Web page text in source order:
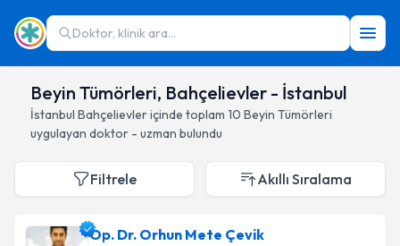
Doktor, klinik ara...
Beyin Tümörleri, Bahçelievler - İstanbul
İstanbul Bahçelievleriçinde toplam 10 Beyin Tümörleri
uygulayan doktor - uzman bulundu
Filtrele Akıllı Sıralama
Op. Dr. Orhun Mete Çevik